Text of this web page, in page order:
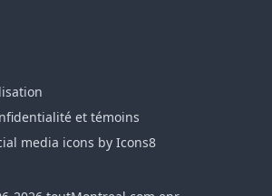
et témoins
media icons by Icons8